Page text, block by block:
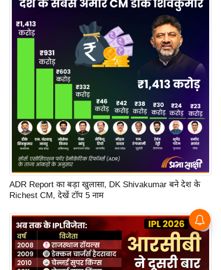
ADR Report का बड़ा खुलासा, DK Shivakumar बने देश के
Richest CM, देखें टॉप 5 नाम